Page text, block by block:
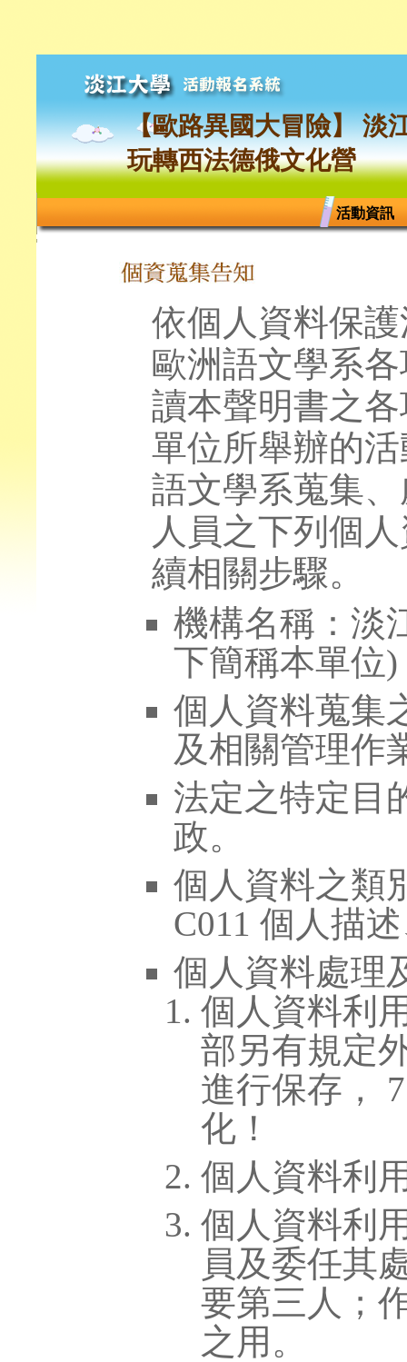
【歐路異國大冒險】 淡
玩轉西法德俄文化營
活動資訊
依個人資料保
歐洲語文學系
讀本聲明書之
單位所舉辦的
語文學系蒐集
人員之下列個
續相關步驟。
機構名稱：淡
下簡稱本單位)
個人資料蒐集
及相關管理作
法定之特定目
政。
個人資料之類
C011 個人描
個人資料處理
個人資料利
部另有規定
進行保存，
化！
個人資料利
個人資料利
員及委任其
要第三人；
之用。